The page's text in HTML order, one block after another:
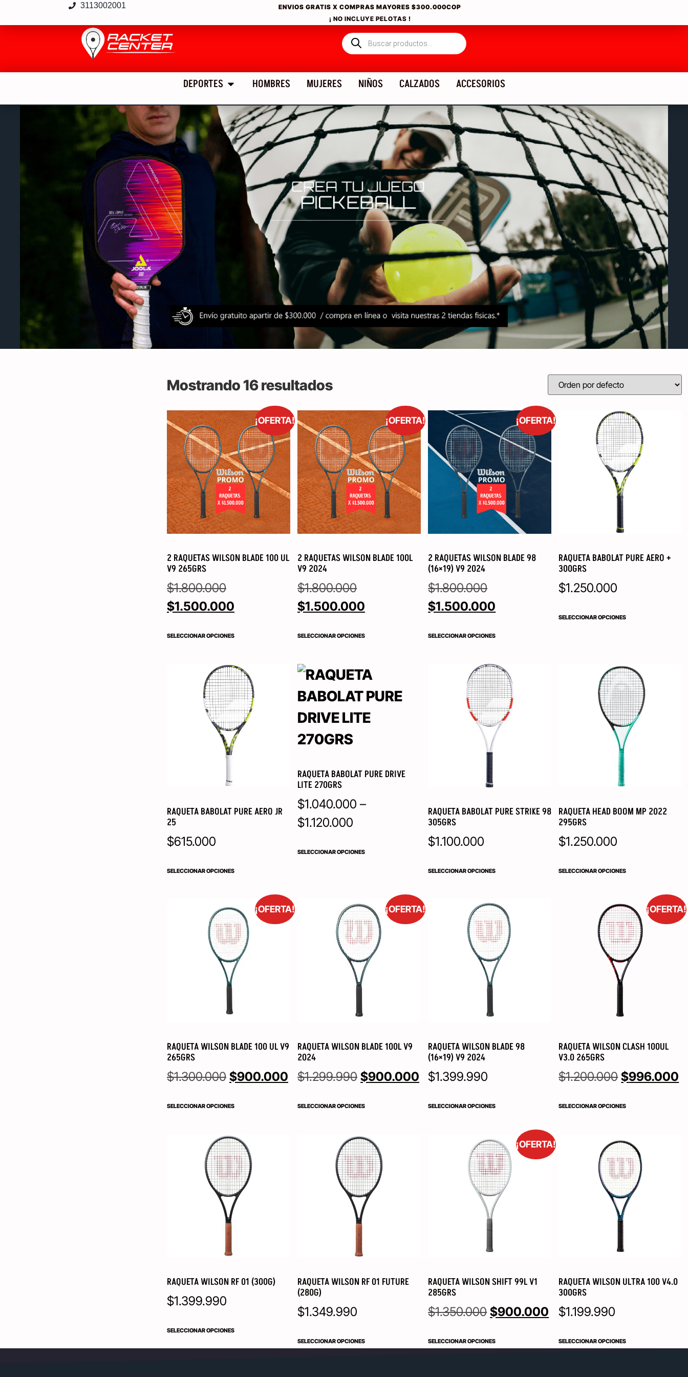
3113002001 ENVIOS GRATIS X COMPRAS MAYORES$300.000COP
¡ NO INCLUYE PELOTAS !
DEPORTES HOMBRES MUJERES NIÑOS CALZADOS ACCESORIOS
Mostrando 16 resultados
¡OFERTA!
2 RAQUETAS WILSON BLADE 100 UL
V9 265GRS
$1.800.000
$1.500.000
SELECCIONAR OPCIONES
¡OFERTA!
2 RAQUETAS WILSON BLADE 100L
V9 2024
$1.800.000
$1.500.000
SELECCIONAR OPCIONES
¡OFERTA!
2 RAQUETAS WILSON BLADE 98
(16×19) V9 2024
$1.800.000
$1.500.000
SELECCIONAR OPCIONES
RAQUETA BABOLAT PURE AERO +
300GRS
$1.250.000
SELECCIONAR OPCIONES
RAQUETA BABOLAT PURE AERO JR
25
$615.000
SELECCIONAR OPCIONES
RAQUETA BABOLAT PURE DRIVE
LITE 270GRS
$1.040.000 –
$1.120.000
SELECCIONAR OPCIONES
RAQUETA BABOLAT PURE STRIKE 98
305GRS
$1.100.000
SELECCIONAR OPCIONES
RAQUETA HEAD BOOM MP 2022
295GRS
$1.250.000
SELECCIONAR OPCIONES
¡OFERTA!
RAQUETA WILSON BLADE 100 UL V9
265GRS
$1.300.000 $900.000
SELECCIONAR OPCIONES
¡OFERTA!
RAQUETA WILSON BLADE 100L V9
2024
$1.299.990 $900.000
SELECCIONAR OPCIONES
RAQUETA WILSON BLADE 98
(16×19) V9 2024
$1.399.990
SELECCIONAR OPCIONES
¡OFERTA!
RAQUETA WILSON CLASH 100UL
V3.0 265GRS
$1.200.000 $996.000
SELECCIONAR OPCIONES
RAQUETA WILSON RF 01 (300G)
$1.399.990
SELECCIONAR OPCIONES
RAQUETA WILSON RF 01 FUTURE
(280G)
$1.349.990
SELECCIONAR OPCIONES
¡OFERTA!
RAQUETA WILSON SHIFT 99L V1
285GRS
$1.350.000 $900.000
SELECCIONAR OPCIONES
RAQUETA WILSON ULTRA 100 V4.0
300GRS
$1.199.990
SELECCIONAR OPCIONES